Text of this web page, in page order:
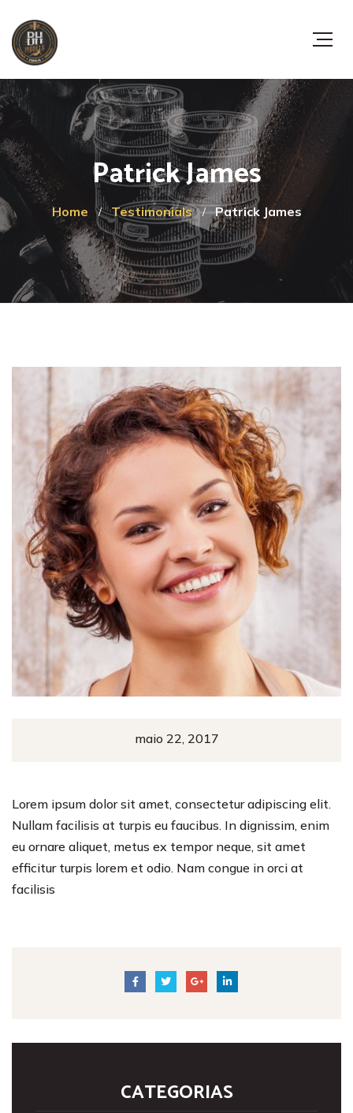
Patrick James
Home Testimonials Patrick James
maio 22, 2017
Lorem ipsum dolor sit amet, consectetur adipiscing elit.
Nullam facilisis at turpis eu faucibus. In dignissim, enim
eu ornare aliquet, metus ex tempor neque, sit amet
efficitur turpis lorem et odio. Nam congue in orci at
facilisis
CATEGORIAS